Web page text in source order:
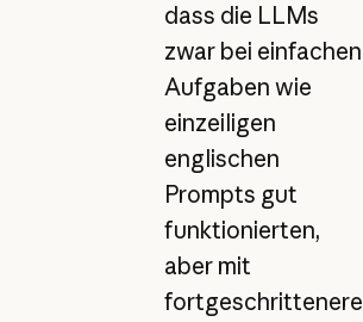
dass die LLMs
zwar bei einfachen
Aufgaben wie
einzeiligen
englischen
Prompts gut
funktionierten,
aber mit
fortgeschrittenere